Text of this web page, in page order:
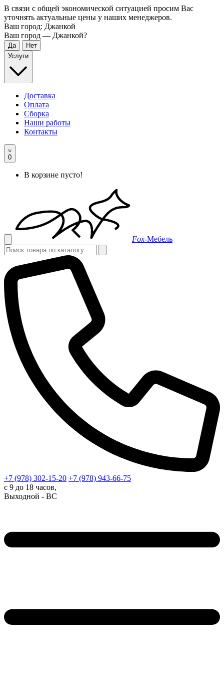
В связи с общей экономической ситуацией просим Вас
уточнять актуальные цены у наших менеджеров.
Ваш город: Джанкой
Ваш город — Джанкой?
Услуги
Доставка
Оплата
Сборка
Наши работы
Контакты
0
В корзине пусто!
Fox-Мебель
+7 (978) 302-15-20 +7 (978) 943-66-75
с 9 до 18 часов,
Выходной - ВС